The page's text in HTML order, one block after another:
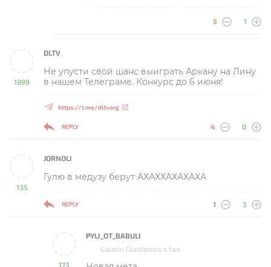
5 1
1899
-
DLTV
Не упусти свой шанс выиграть Аркану на Лину
в нашем Телеграме. Конкурс до 6 июня!
https://t.me/dltvorg
REPLY 4 0
135
-
JORNOLI
Гулю в медузу берут АХАХХАХАХАХА
REPLY 1 3
173
PYLI_OT_BABULI
Gaimin Gladiators s fan